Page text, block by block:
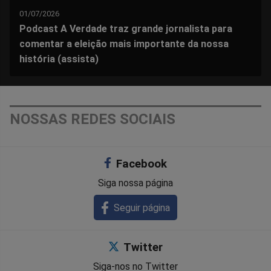
01/07/2026
Podcast A Verdade traz grande jornalista para
comentar a eleição mais importante da nossa
história (assista)
NOSSAS REDES SOCIAIS
Facebook
Siga nossa página
Seguir página
Twitter
Siga-nos no Twitter